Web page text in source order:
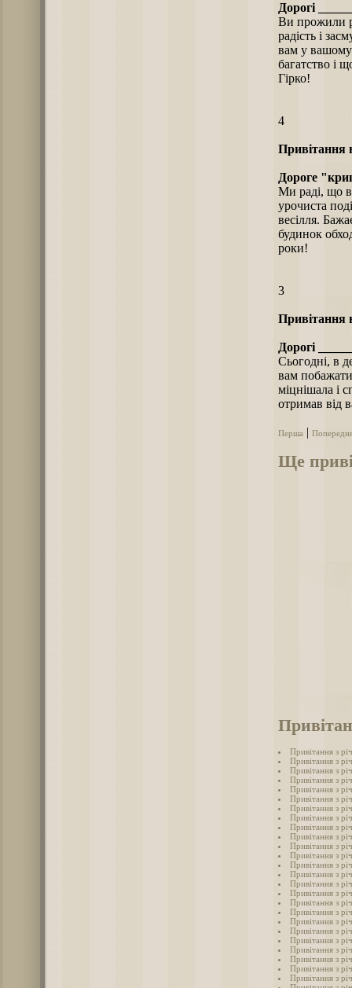
Дорогі
Ви прожили
радість і
вам у вашому
багатство і
Гірко!
4
Привітання
Дороге
Ми раді, що в
урочиста
весілля.
будинок
роки!
3
Привітання
Дорогі
Сьогодні, в
вам
міцнішала і
отримав від
Перша
Ще
Привітання з
Привітання з
Привітання з
Привітання з
Привітання з
Привітання з
Привітання з
Привітання з
Привітання з
Привітання з
Привітання з
Привітання з
Привітання з
Привітання з
Привітання з
Привітання з
Привітання з
Привітання з
Привітання з
Привітання з
Привітання з
Привітання з
Привітання з
Привітання з
Привітання з